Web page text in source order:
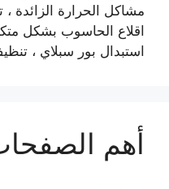
مشاكل الحرارة الزائدة
اقلاع الحاسوب بشكل
استبدال بور سبلاي ،
أهم